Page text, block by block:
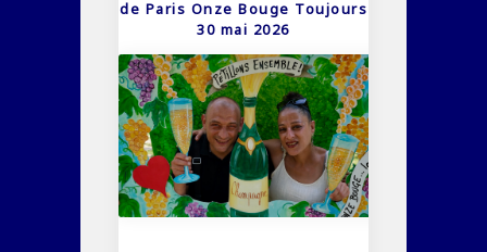
de Paris Onze Bouge Toujours
30 mai 2026